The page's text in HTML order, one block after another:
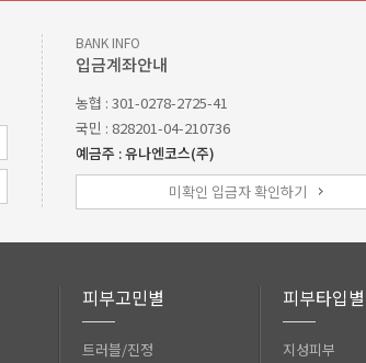
BANK INFO
입금계좌안내
농협 : 301-0278-2725-41
국민 : 828201-04-210736
예금주 : 유나엔코스(주)
미확인 입금자 확인하기
피부고민별
트러블/진정
피부타입별
지성피부